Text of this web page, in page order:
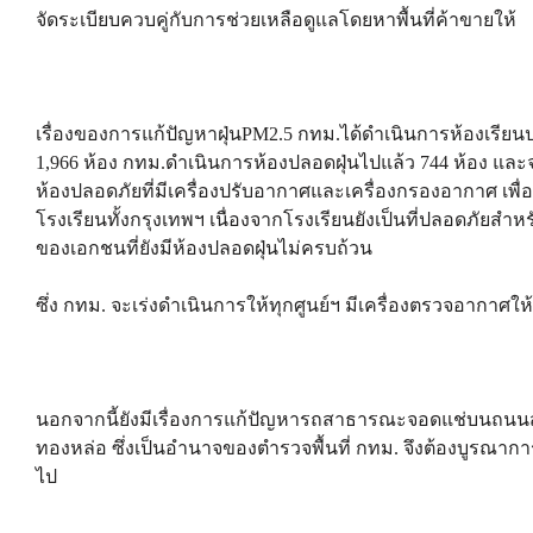
จัดระเบียบควบคู่กับการช่วยเหลือดูแลโดยหาพื้นที่ค้าขายให้
เรื่องของการแก้ปัญหาฝุ่นPM2.5 กทม.ได้ดำเนินการห้องเรีย
1,966 ห้อง กทม.ดำเนินการห้องปลอดฝุ่นไปแล้ว 744 ห้อง แ
ห้องปลอดภัยที่มีเครื่องปรับอากาศและเครื่องกรองอากาศ เ
โรงเรียนทั้งกรุงเทพฯ เนื่องจากโรงเรียนยังเป็นที่ปลอดภัยส
ของเอกชนที่ยังมีห้องปลอดฝุ่นไม่ครบถ้วน
ซึ่ง กทม. จะเร่งดำเนินการให้ทุกศูนย์ฯ มีเครื่องตรวจอากาศ
นอกจากนี้ยังมีเรื่องการแก้ปัญหารถสาธารณะจอดแช่บนถน
ทองหล่อ ซึ่งเป็นอำนาจของตำรวจพื้นที่ กทม. จึงต้องบูรณา
ไป